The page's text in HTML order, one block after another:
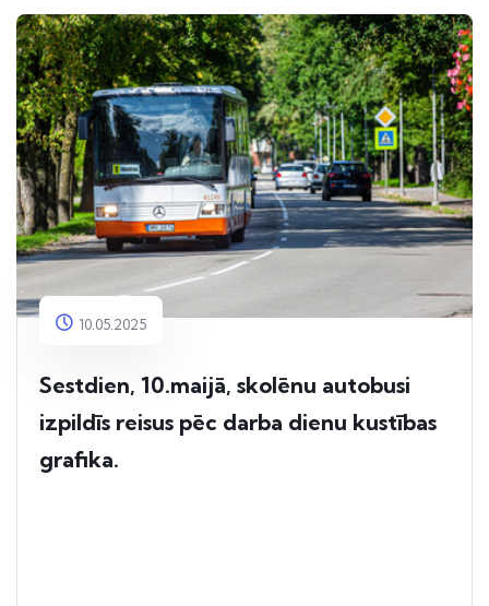
10.05.2025
Sestdien, 10.maijā, skolēnu autobusi
izpildīs reisus pēc darba dienu kustības
grafika.